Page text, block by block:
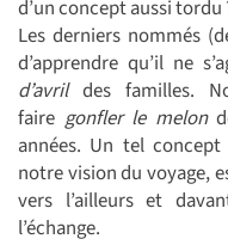
d’un concept aussi tordu
Les derniers nommés
d’apprendre qu’il ne
d’avrildes familles.
faire gonfler le melon
années. Un tel
notre vision du voyage,
vers l’ailleurs et
l’échange.